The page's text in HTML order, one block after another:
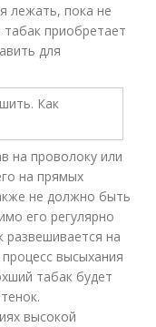
лежать, пока не
приобретает
для
на проволоку или
на прямых
не должно быть
его регулярно
развешивается на
высыхания
табак будет
высокой